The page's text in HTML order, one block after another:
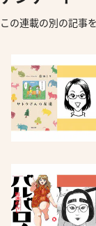
この連載の別の記事